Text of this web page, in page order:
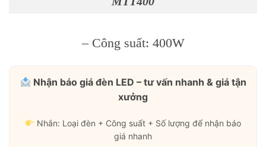
– Công suất: 400W
Nhận báo giá đèn LED – tư vấn nhanh & giá tận
xưởng
Nhắn: Loại đèn + Công suất + Số lượng để nhận báo
giá nhanh